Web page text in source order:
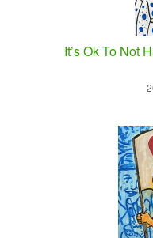
It’s Ok To Not